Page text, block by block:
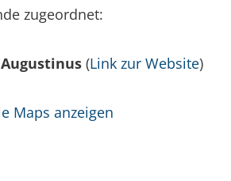
zugeordnet:
(Link zur Website)
Maps anzeigen